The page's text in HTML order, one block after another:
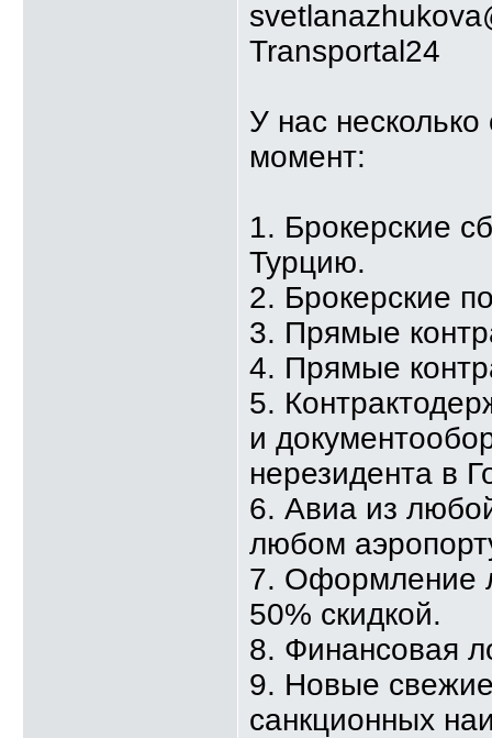
Transportal24
У нас
момент:
1. Брокерские
Турцию.
2. Брокерские
3. Прямые
4. Прямые
5.
и
нерезидента в
6. Авиа из
любом
7. Оформление
50% скидкой.
8. Финансовая
9. Новые
санкционных